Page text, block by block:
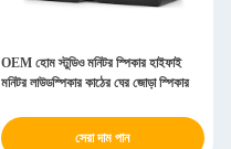
OEM হোম স্টুডিও মনিটর স্পিকার হাইফাই
মনিটর লাউডস্পিকার কাঠের ঘের জোড়া স্পিকার
সেরা দাম পান